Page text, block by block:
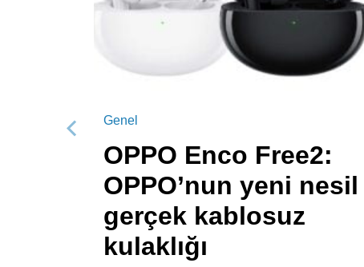
Genel
OPPO Enco Free2:
OPPO’nun yeni nesil
gerçek kablosuz
kulaklığı
Önceki